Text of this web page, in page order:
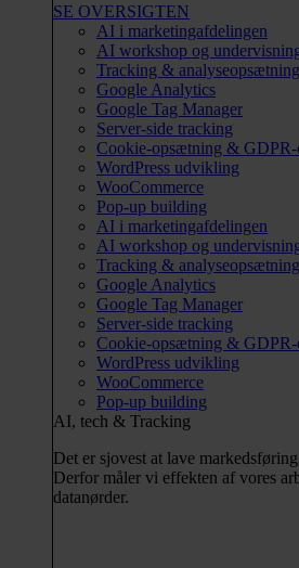
SE OVERSIGTEN
AI i marketingafdelingen
AI workshop og
Tracking & analyseopsætning
Google Analytics
Google Tag Manager
Server-side tracking
Cookie-opsætning & GDPR-
WordPress udvikling
WooCommerce
Pop-up building
AI i marketingafdelingen
AI workshop og
Tracking & analyseopsætning
Google Analytics
Google Tag Manager
Server-side tracking
Cookie-opsætning & GDPR-
WordPress udvikling
WooCommerce
Pop-up building
AI, tech & Tracking
Det er sjovest at lave
Derfor måler vi effekten af vores
datanørder.